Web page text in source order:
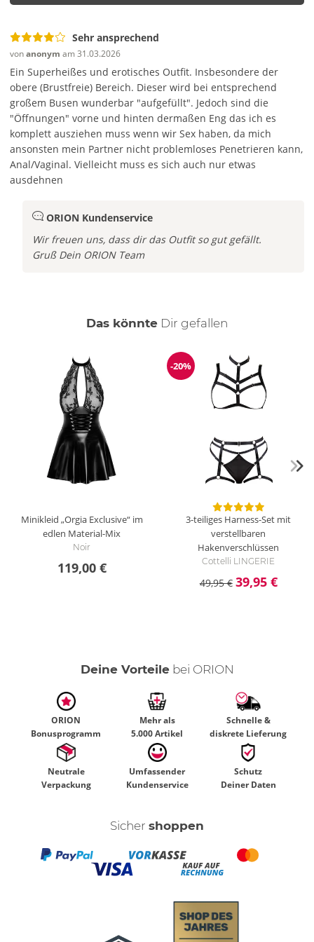
Sehr ansprechend
vonanonym am 31.03.2026
Ein Superheißes und erotisches Outfit. Insbesondere der
obere (Brustfreie) Bereich. Dieser wird bei entsprechend
großem Busen wunderbar "aufgefüllt". Jedoch sind die
"Öffnungen" vorne und hinten dermaßen Eng das ich es
komplett ausziehen muss wenn wir Sex haben, da mich
ansonsten mein Partner nicht problemloses Penetrieren kann,
Anal/Vaginal. Vielleicht muss es sich auch nur etwas
ausdehnen
ORION Kundenservice
Wir freuen uns, dass dir das Outfit so gut gefällt.
Gruß Dein ORION Team
Das könnte Dir auch
gefallen
Minikleid „Orgia Exclusive“ im
edlen Material-Mix
Noir
119,00 €
Reduzierung
-20%
3-teiliges Harness-Set mit
verstellbaren
Hakenverschlüssen
Cottelli LINGERIE
49,95 € 39,95 €
Deine Vorteilebei ORION
ORION
Bonusprogramm
Mehr als
5.000 Artikel
Schnelle &
diskrete Lieferung
Neutrale
Verpackung
Umfassender
Kundenservice
Schutz
Deiner Daten
Sicher shoppen